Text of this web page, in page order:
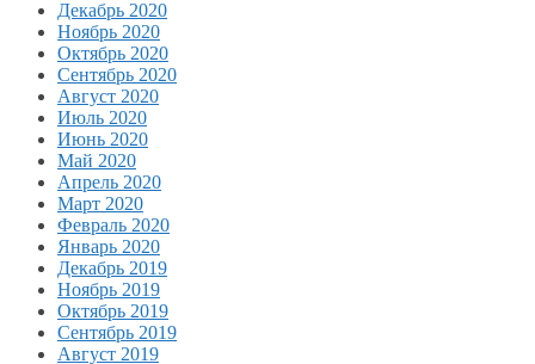
Декабрь 2020
Ноябрь 2020
Октябрь 2020
Сентябрь 2020
Август 2020
Июль 2020
Июнь 2020
Май 2020
Апрель 2020
Март 2020
Февраль 2020
Январь 2020
Декабрь 2019
Ноябрь 2019
Октябрь 2019
Сентябрь 2019
Август 2019